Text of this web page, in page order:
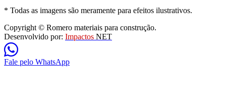
* Todas as imagens são meramente para efeitos ilustrativos.
Copyright © Romero materiais para construção.
Desenvolvido por: Impactos NET
Fale pelo WhatsApp